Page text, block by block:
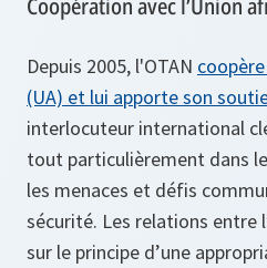
Depuis 2005, l'OTAN
(UA) et lui apporte son
interlocuteur international
tout particulièrement dans
les menaces et défis
sécurité. Les relations entre
sur le principe d’une